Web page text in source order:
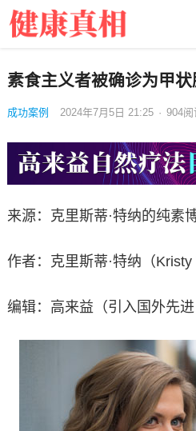
素食主义者被确诊为甲状
成功案例 2024年7月5日 21:25 · 904阅
来源：克里斯蒂·特纳的纯素
作者：克里斯蒂·特纳（Kristy
编辑：高来益（引入国外先进